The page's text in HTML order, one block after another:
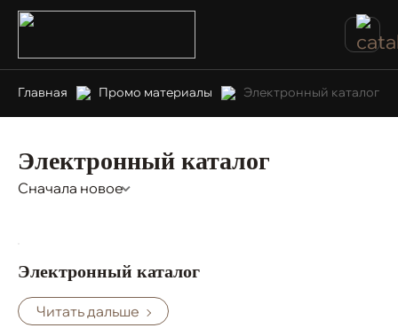
Главная Промо материалы Электронный каталог
Электронный каталог
Сначала новое
Электронный каталог
Читать дальше